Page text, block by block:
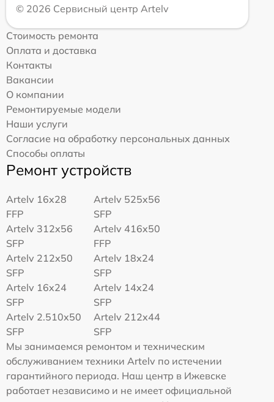
© 2026 Сервисный центр Artelv
Стоимость ремонта
Оплата и доставка
Контакты
Вакансии
О компании
Ремонтируемые модели
Наши услуги
Согласие на обработку персональных данных
Способы оплаты
Ремонт устройств
Artelv 16x28
FFP
Artelv 525x56
SFP
Artelv 312x56
SFP
Artelv 416x50
FFP
Artelv 212x50
SFP
Artelv 18x24
SFP
Artelv 16x24
SFP
Artelv 14x24
SFP
Artelv 2.510x50
SFP
Artelv 212x44
SFP
Мы занимаемся ремонтом и техническим
обслуживанием техники Artelv по истечении
гарантийного периода. Наш центр в Ижевске
работает независимо и не имеет официальной